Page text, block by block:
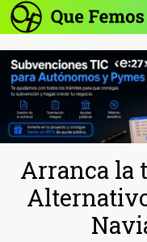
Arranca la